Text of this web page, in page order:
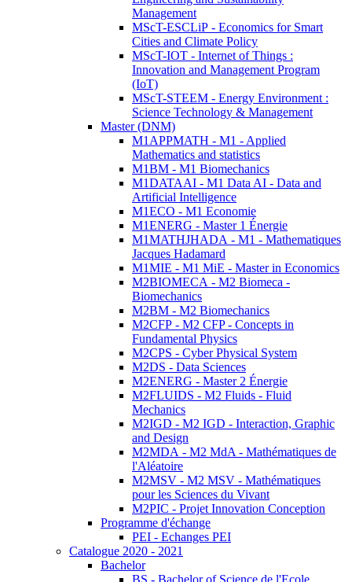
Management
MScT-ESCLiP - Economics for Smart
Cities and Climate Policy
MScT-IOT - Internet of Things :
Innovation and Management Program
(IoT)
MScT-STEEM - Energy Environment :
Science Technology & Management
Master (DNM)
M1APPMATH - M1 - Applied
Mathematics and statistics
M1BM - M1 Biomechanics
M1DATAAI - M1 Data AI - Data and
Artificial Intelligence
M1ECO - M1 Economie
M1ENERG - Master 1 Énergie
M1MATHJHADA - M1 - Mathematiques
Jacques Hadamard
M1MIE - M1 MiE - Master in Economics
M2BIOMECA - M2 Biomeca -
Biomechanics
M2BM - M2 Biomechanics
M2CFP - M2 CFP - Concepts in
Fundamental Physics
M2CPS - Cyber Physical System
M2DS - Data Sciences
M2ENERG - Master 2 Énergie
M2FLUIDS - M2 Fluids - Fluid
Mechanics
M2IGD - M2 IGD - Interaction, Graphic
and Design
M2MDA - M2 MdA - Mathématiques de
l'Aléatoire
M2MSV - M2 MSV - Mathématiques
pour les Sciences du Vivant
M2PIC - Projet Innovation Conception
Programme d'échange
PEI - Echanges PEI
Catalogue 2020 - 2021
Bachelor
BS - Bachelor of Science de l'Ecole